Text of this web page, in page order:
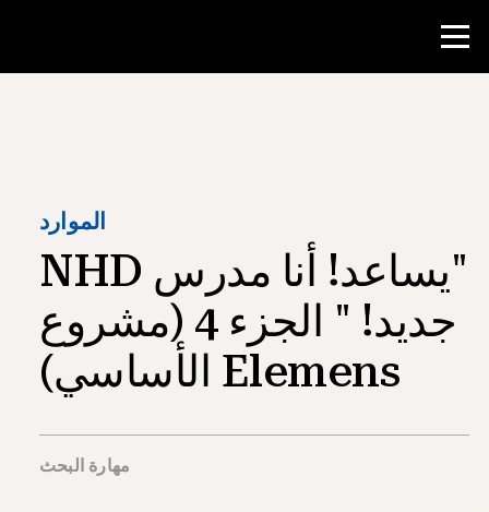
أدوات الفصل الدراسي
المعاهد
تدريس مهارات البحث
الموارد
"يساعد! أنا مدرس NHD
جديد! " الجزء 4 (مشروع
Elemens الأساسي)
مهارة البحث